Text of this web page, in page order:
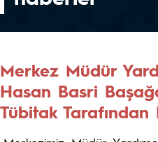
Merkez Müdür
Hasan Basri
Tübitak Tarafından